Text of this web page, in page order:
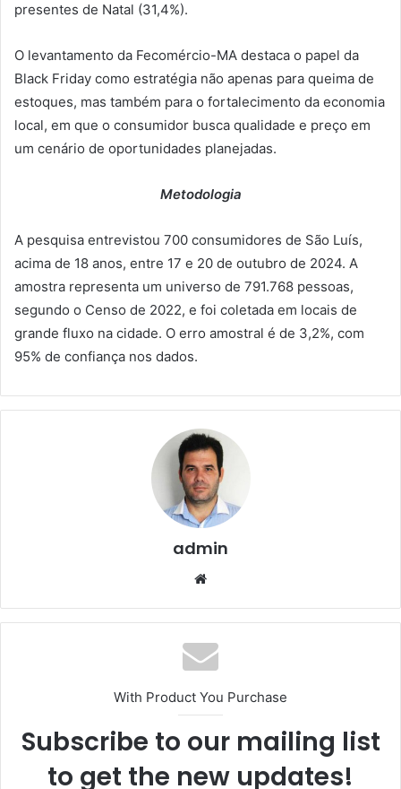
presentes de Natal (31,4%).
O levantamento da Fecomércio-MA destaca o papel da
Black Friday como estratégia não apenas para queima de
estoques, mas também para o fortalecimento da economia
local, em que o consumidor busca qualidade e preço em
um cenário de oportunidades planejadas.
Metodologia
A pesquisa entrevistou 700 consumidores de São Luís,
acima de 18 anos, entre 17 e 20 de outubro de 2024. A
amostra representa um universo de 791.768 pessoas,
segundo o Censo de 2022, e foi coletada em locais de
grande fluxo na cidade. O erro amostral é de 3,2%, com
95% de confiança nos dados.
admin
te
With Product You Purchase
Subscribe to our mailing list
to get the new updates!